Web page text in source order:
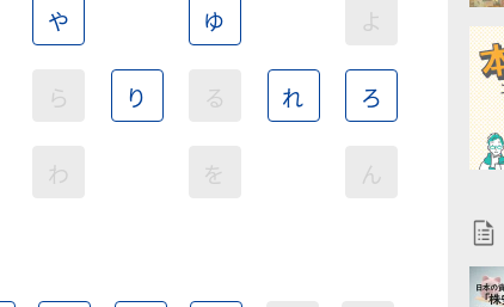
や ゆ よ
ら り る れ ろ
わ を ん